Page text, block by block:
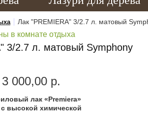
Лак "PREMIERA" 3/2.7 л. матовый
в комнате отдыха
3/2.7 л. матовый Symphony
3 000,00 р.
лак «Premiera»
высокой химической